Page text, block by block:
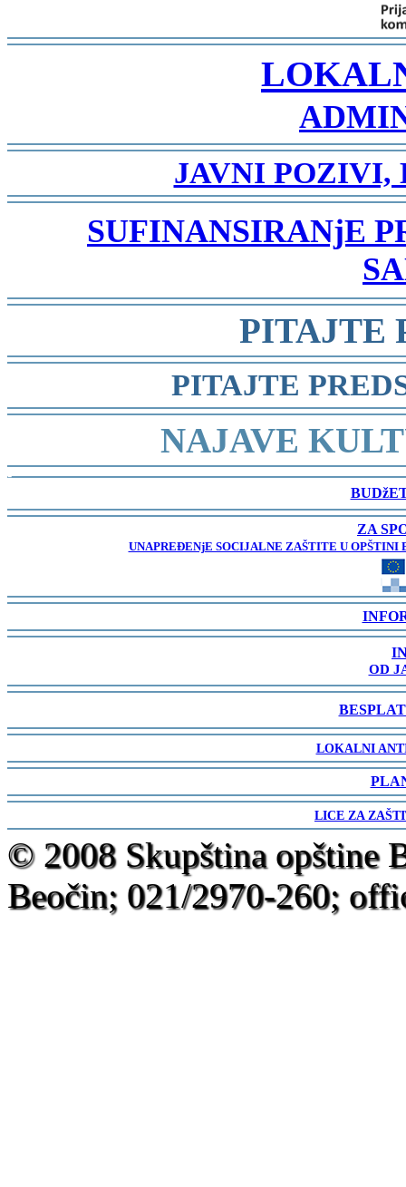
-
-
JAVNI POZIVI,
-
SUFINANSIRANjE
-
PITAJTE
-
PITAJTE
-
NAJAVE
-
-
ZA
UNAPREĐENjE SOCIJALNE ZAŠTITE U OPŠTINI
-
-
OD
-
-
LOKALNI
-
-
LICE ZA
© 2008 Skupština opštine
Beočin; 021/2970-260;